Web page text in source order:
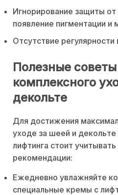
Игнорирование защиты
появление пигментации и
Отсутствие регулярности
Полезные
комплексного
декольте
Для достижения
уходе за шеей и
лифтинга стоит
рекомендации:
Ежедневно увлажняйте
специальные кремы с